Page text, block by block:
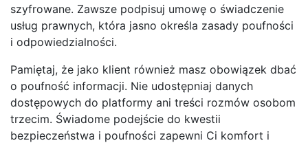
szyfrowane. Zawsze podpisuj umowę o świadczenie
usług prawnych, która jasno określa zasady poufności
i odpowiedzialności.
Pamiętaj, że jako klient również masz obowiązek dbać
o poufność informacji. Nie udostępniaj danych
dostępowych do platformy ani treści rozmów osobom
trzecim. Świadome podejście do kwestii
bezpieczeństwa i poufności zapewni Ci komfort i